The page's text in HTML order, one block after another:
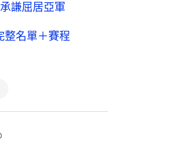
謙屈居亞軍
名單＋賽程